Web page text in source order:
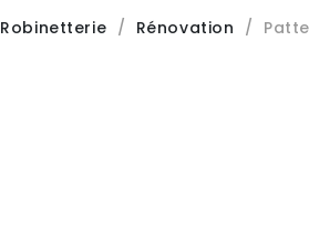
Robinetterie Rénovation